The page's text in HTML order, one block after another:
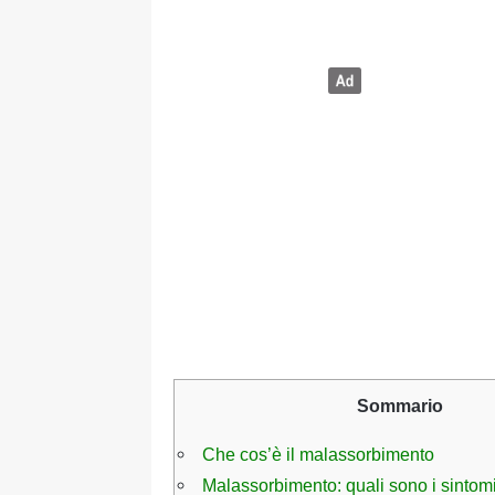
Sommario
Che cos’è il malassorbimento
Malassorbimento: quali sono i